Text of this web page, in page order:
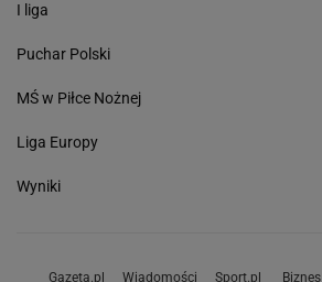
I liga
Puchar Polski
MŚ w Piłce Nożnej
Liga Europy
Wyniki
Gazeta.pl Wiadomości Sport.pl Biznes